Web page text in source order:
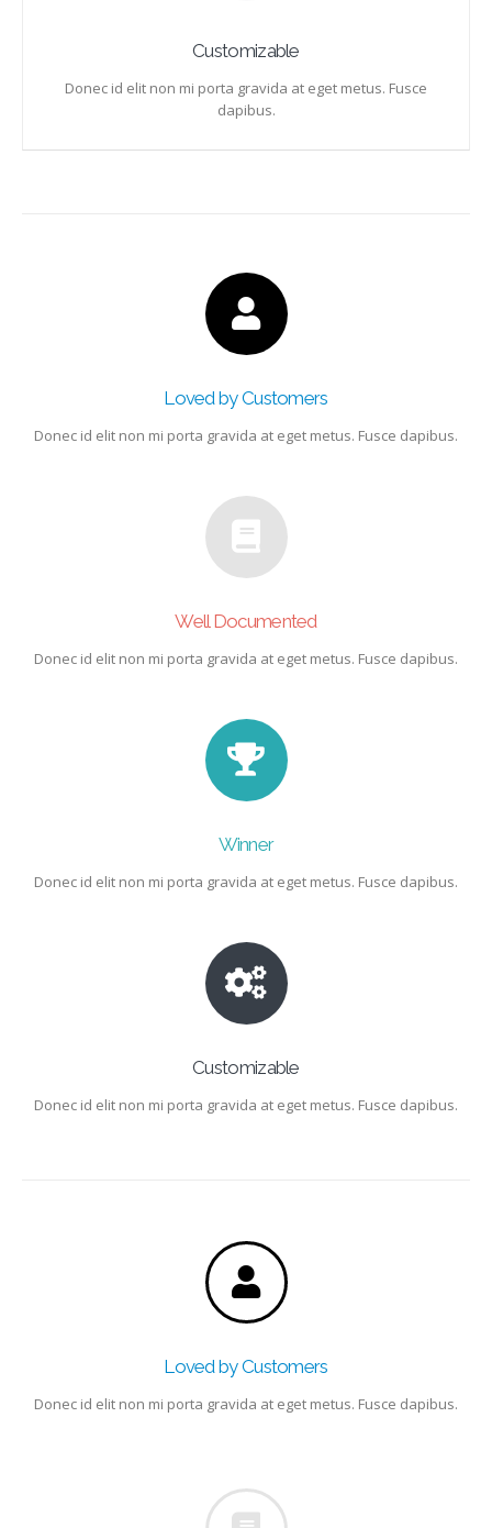
Customizable
Donec id elit non mi porta gravida at eget metus. Fusce
dapibus.
Loved by Customers
Donec id elit non mi porta gravida at eget metus. Fusce dapibus.
Well Documented
Donec id elit non mi porta gravida at eget metus. Fusce dapibus.
Winner
Donec id elit non mi porta gravida at eget metus. Fusce dapibus.
Customizable
Donec id elit non mi porta gravida at eget metus. Fusce dapibus.
Loved by Customers
Donec id elit non mi porta gravida at eget metus. Fusce dapibus.